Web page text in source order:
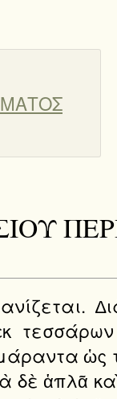
τεσσάρων
δὲ ἁπλᾶ